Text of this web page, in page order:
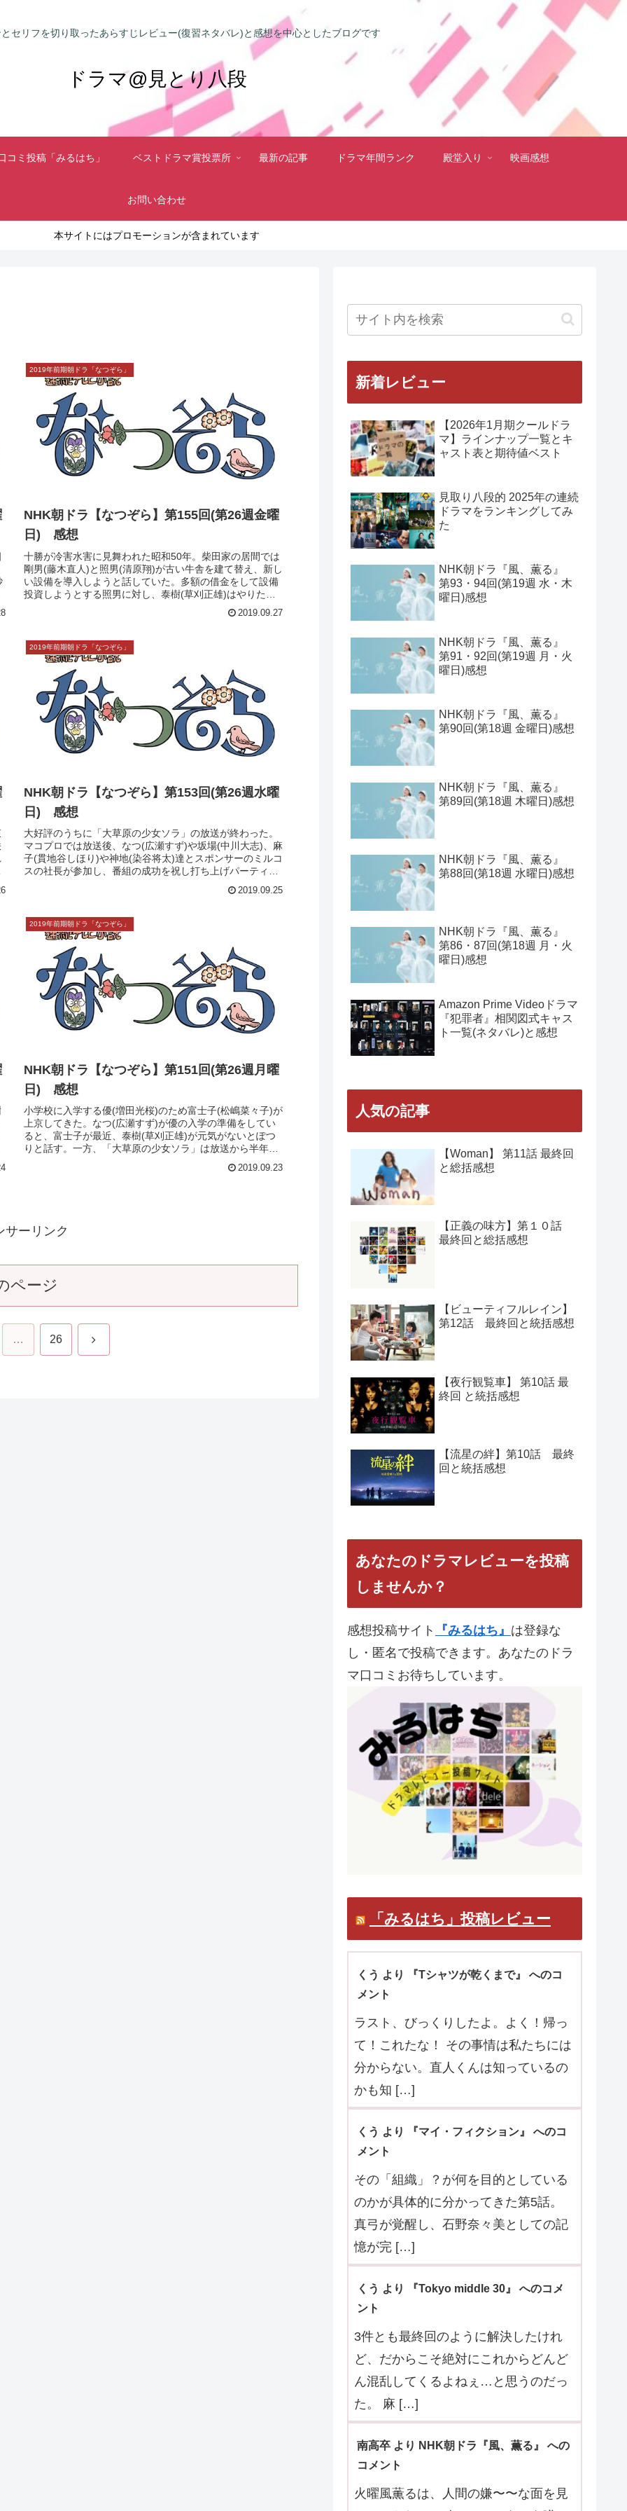
とセリフを切り取ったあらすじレビュー(復習ネタバレ)と感想を中心としたブログです
ドラマ@見とり八段
コミ投稿「みるはち」 ベストドラマ賞投票所 最新の記事 ドラマ年間ランク 殿堂入り 映画感想
お問い合わせ
本サイトにはプロモーションが含まれています
2019年前期朝ドラ「なつぞら」
NHK朝ドラ【なつぞら】第155回(第26週金曜
日) 感想
十勝が冷害水害に見舞われた昭和50年。柴田家の居間では
剛男(藤木直人)と照男(清原翔)が古い牛舎を建て替え、新し
い設備を導入しようと話していた。多額の借金をして設備
投資しようとする照男に対し、泰樹(草刈正雄)はやりたい
2019.09.27
2019年前期朝ドラ「なつぞら」
NHK朝ドラ【なつぞら】第153回(第26週水曜
日) 感想
大好評のうちに「大草原の少女ソラ」の放送が終わった。
マコプロでは放送後、なつ(広瀬すず)や坂場(中川大志)、麻
子(貫地谷しほり)や神地(染谷将太)達とスポンサーのミルコ
スの社長が参加し、番組の成功を祝し打ち上げパーティー
2019.09.25
2019年前期朝ドラ「なつぞら」
NHK朝ドラ【なつぞら】第151回(第26週月曜
日) 感想
小学校に入学する優(増田光桜)のため富士子(松嶋菜々子)が
上京してきた。なつ(広瀬すず)が優の入学の準備をしてい
ると、富士子が最近、泰樹(草刈正雄)が元気がないとぽつ
りと話す。一方、「大草原の少女ソラ」は放送から半年が
2019.09.23
サーリンク
ページ
… 26 次
新着レビュー
【2026年1月期クールドラ
マ】ラインナップ一覧とキ
ャスト表と期待値ベスト
見取り八段的 2025年の連続
ドラマをランキングしてみ
た
NHK朝ドラ『風、薫る』
第93・94回(第19週 水・木
曜日)感想
NHK朝ドラ『風、薫る』
第91・92回(第19週 月・火
曜日)感想
NHK朝ドラ『風、薫る』
第90回(第18週 金曜日)感想
NHK朝ドラ『風、薫る』
第89回(第18週 木曜日)感想
NHK朝ドラ『風、薫る』
第88回(第18週 水曜日)感想
NHK朝ドラ『風、薫る』
第86・87回(第18週 月・火
曜日)感想
Amazon Prime Videoドラマ
『犯罪者』相関図式キャス
ト一覧(ネタバレ)と感想
人気の記事
【Woman】 第11話 最終回
と総括感想
【正義の味方】第１０話
最終回と総括感想
【ビューティフルレイン】
第12話 最終回と統括感想
【夜行観覧車】 第10話 最
終回 と統括感想
【流星の絆】第10話 最終
回と統括感想
あなたのドラマレビューを投稿
しませんか？
感想投稿サイト 『みるはち』 は登録な
し・匿名で投稿できます。あなたのドラ
マ口コミお待ちしています。
「みるはち」投稿レビュー
くう より 『Tシャツが乾くまで』 へのコ
メント
ラスト、びっくりしたよ。よく！帰っ
て！これたな！ その事情は私たちには
分からない。直人くんは知っているの
かも知 […]
くう より 『マイ・フィクション』 へのコ
メント
その「組織」？が何を目的としている
のかが具体的に分かってきた第5話。
真弓が覚醒し、石野奈々美としての記
憶が完 […]
くう より 『Tokyo middle 30』 へのコメ
ント
3件とも最終回のように解決したけれ
ど、だからこそ絶対にこれからどんど
ん混乱してくるよねぇ…と思うのだっ
た。 麻 […]
南高卒 より NHK朝ドラ『風、薫る』 への
コメント
火曜風薫るは、人間の嫌〜〜な面を見